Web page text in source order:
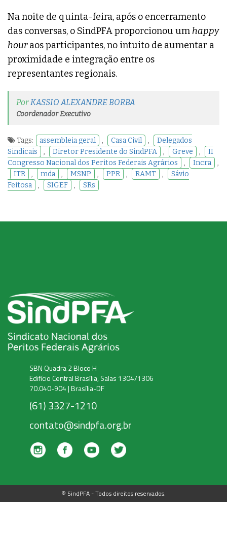
Na noite de quinta-feira, após o encerramento
das conversas, o SindPFA proporcionou um happy
houraos participantes, no intuito de aumentar a
proximidade e integração entre os
representantes regionais.
Por KASSIO ALEXANDRE BORBA
Coordenador Executivo
Tags: assembleia geral , Casa Civil ,
Delegados
Sindicais
, Diretor Presidente do SindPFA , Greve ,
II
Congresso Nacional dos Peritos Federais Agrários
, Incra
,
ITR
, mda , MSNP , PPR , RAMT ,
Sávio
Feitosa
, SIGEF , SRs
SBN Quadra 2 Bloco H
Edifício Central Brasília, Salas 1304/1306
70.040-904 | Brasília-DF
(61) 3327-1210
contato@sindpfa.org.br
© SindPFA - Todos direitos reservados.